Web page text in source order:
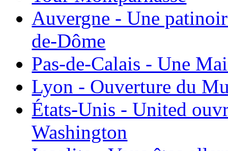
Auvergne - Une
de-Dôme
Pas-de-Calais - Une
Lyon - Ouverture du
États-Unis - United
Washington